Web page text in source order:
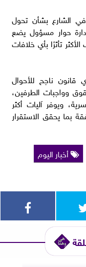
الشارع بشأن تحول
حوار مسؤول يضع
تأثرًا بأي خلافات
ناجح للأحوال
وواجبات الطرفين،
ويوفر آليات أكثر
بما يحقق الاستقرار
أخبار اليوم